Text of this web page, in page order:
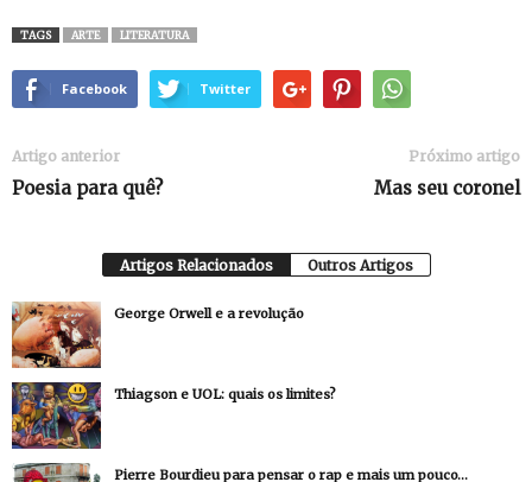
TAGS ARTE LITERATURA
Facebook Twitter
Artigo anterior
Poesia para quê?
Próximo artigo
Mas seu coronel
Artigos Relacionados Outros Artigos
George Orwell e a revolução
Thiagson e UOL: quais os limites?
Pierre Bourdieu para pensar o rap e mais um pouco…